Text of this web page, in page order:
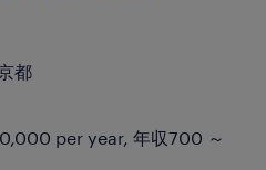
都
per year, 年収700 ～